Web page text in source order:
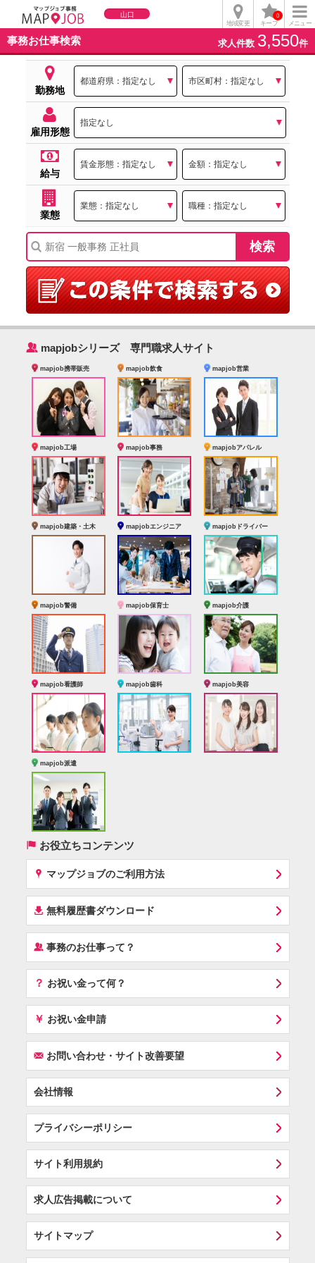
山口
メニュー
キープ
0
地域変更
事務お仕事検索 求人件数 3,550件
勤務地
雇用形態
給与
業態
‰ mapjobシリーズ 専門職求人サイト
mapjob携帯販売 mapjob飲食 mapjob営業
mapjob工場 mapjob事務 mapjobアパレル
mapjob建築・土木 mapjobエンジニア mapjobドライバー
mapjob警備 mapjob保育士 mapjob介護
mapjob看護師 mapjob歯科 mapjob美容
mapjob派遣
( お役立ちコンテンツ
x マップジョブのご利用方法
í 無料履歴書ダウンロード
‰事務のお仕事って？
？ お祝い金って何？
￥ お祝い金申請
Fお問い合わせ・サイト改善要望
会社情報
プライバシーポリシー
サイト利用規約
求人広告掲載について
サイトマップ